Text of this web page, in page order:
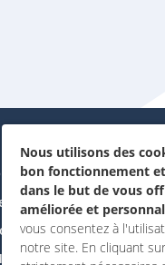
sommes-nous ?
projet
nous
compte
Nous utilisons des
bon fonctionnement
dans le but de vous
améliorée et
vous consentez à
notre site. En cliquant